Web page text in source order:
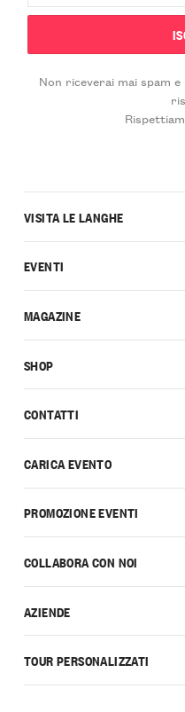
Non riceverai mai spam
CONTATTI
CARICA EVENTO
PROMOZIONE EVENTI
COLLABORA CON NOI
AZIENDE
TOUR PERSONALIZZATI
VISITA LE LANGHE
EVENTI
MAGAZINE
SHOP